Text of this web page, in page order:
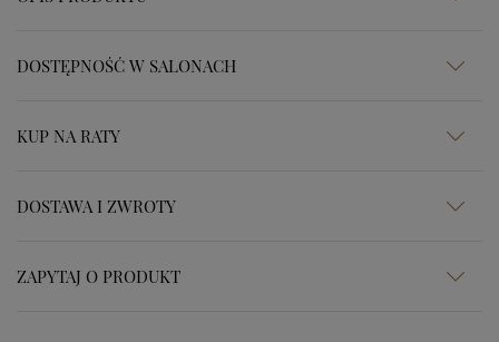
DOSTĘPNOŚĆ W SALONACH
KUP NA RATY
DOSTAWA I ZWROTY
ZAPYTAJ O PRODUKT